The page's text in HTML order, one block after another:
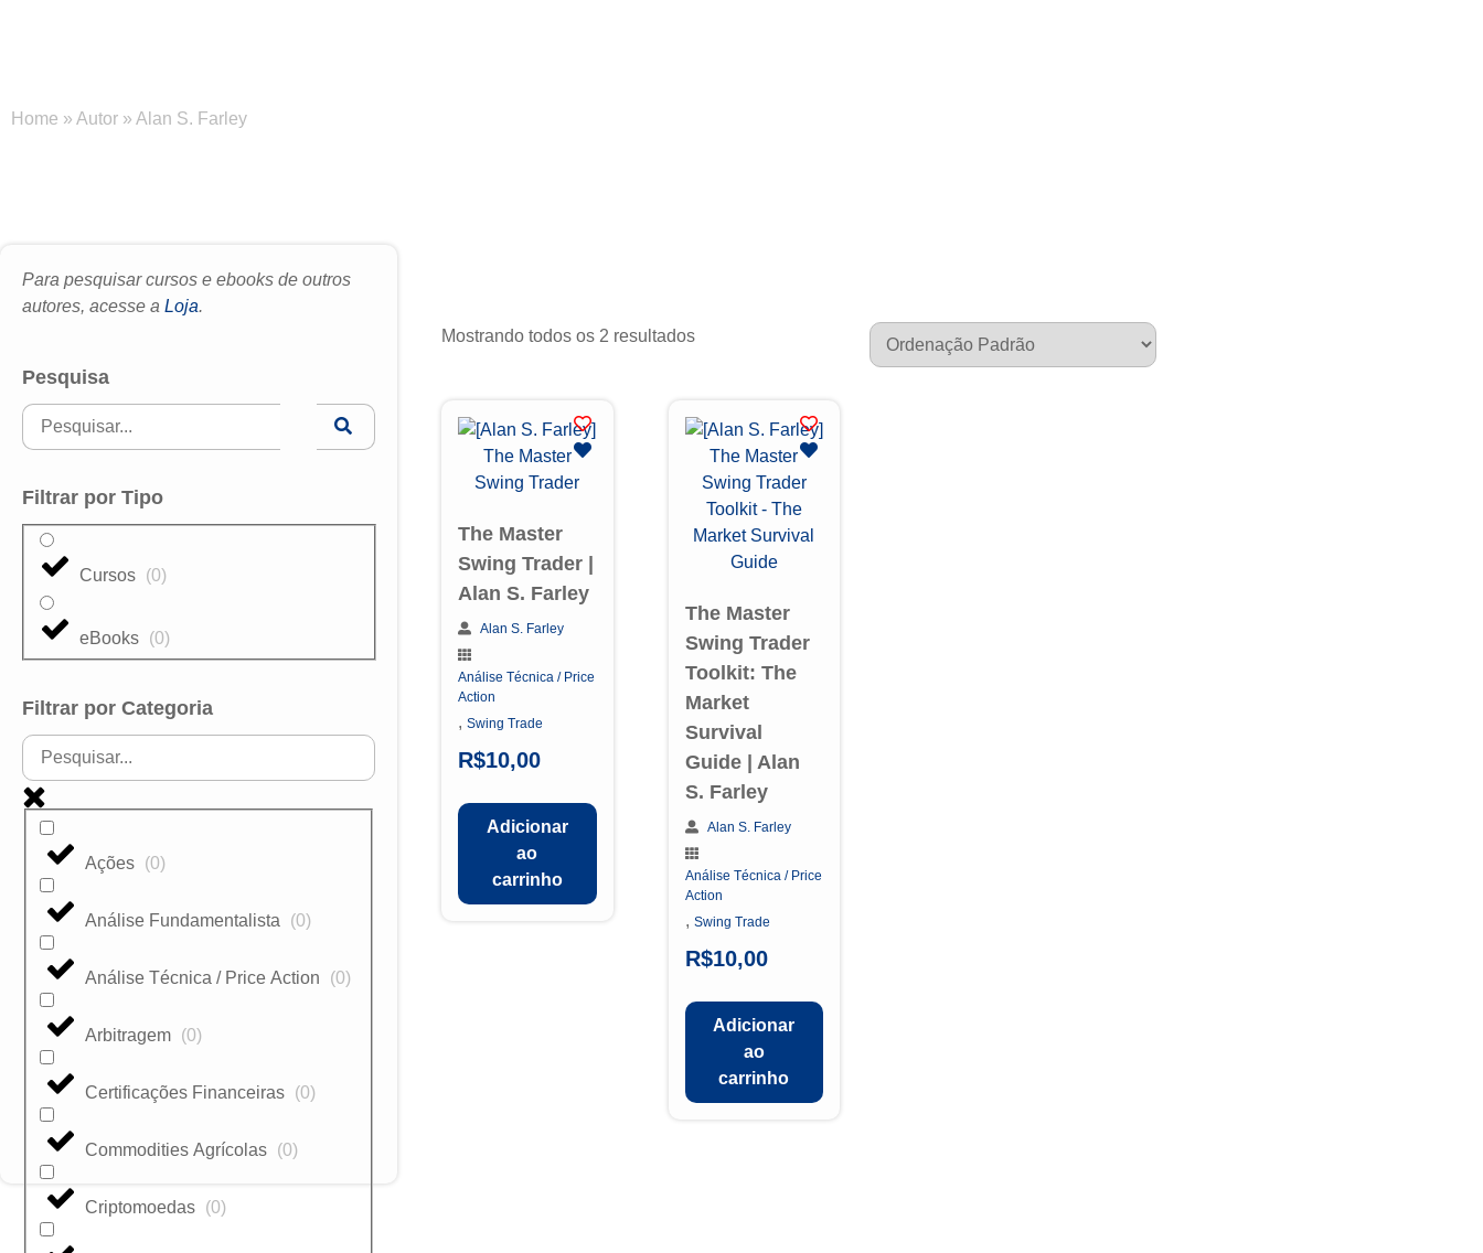
Home » Autor » Alan S. Farley
Para pesquisar cursos e ebooks de outros
autores, acesse a Loja.
Pesquisa
Filtrar por Tipo
Cursos (0)
eBooks (0)
Filtrar por Categoria
Ações (0)
Análise Fundamentalista (0)
Análise Técnica / Price Action (0)
Arbitragem (0)
Certificações Financeiras (0)
Commodities Agrícolas (0)
Criptomoedas (0)
Mostrando todos os 2 resultados
The Master
Swing Trader |
Alan S. Farley
Alan S. Farley
Análise Técnica / Price
Action
, Swing Trade
R$10,00
Adicionar
ao
carrinho
The Master
Swing Trader
Toolkit: The
Market
Survival
Guide | Alan
S. Farley
Alan S. Farley
Análise Técnica / Price
Action
, Swing Trade
R$10,00
Adicionar
ao
carrinho